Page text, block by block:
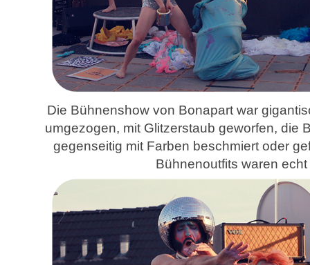
Die Bühnenshow von Bonapart war
umgezogen, mit Glitzerstaub geworfen, die
gegenseitig mit Farben beschmiert oder
Bühnenoutfits waren